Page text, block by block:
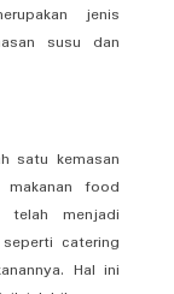
jenis
susu dan
satu kemasan
food
menjadi
catering
Hal ini